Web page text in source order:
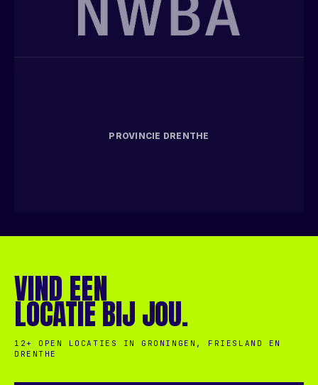
PROVINCIE DRENTHE
VIND EEN
LOCATIE BIJ JOU.
12+ OPEN LOCATIES IN GRONINGEN, FRIESLAND EN
DRENTHE